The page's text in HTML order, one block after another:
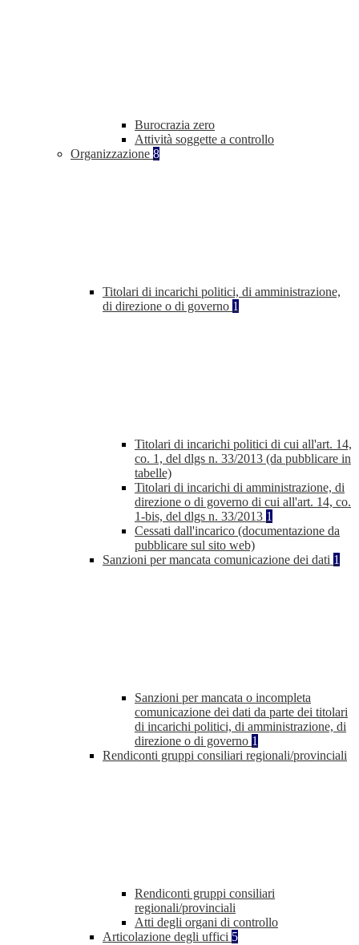
Burocrazia zero
Attività soggette a controllo
Organizzazione 8
Titolari di incarichi politici, di amministrazione,
di direzione o di governo 1
Titolari di incarichi politici di cui all'art. 14,
co. 1, del dlgs n. 33/2013 (da pubblicare in
tabelle)
Titolari di incarichi di amministrazione, di
direzione o di governo di cui all'art. 14, co.
1-bis, del dlgs n. 33/2013 1
Cessati dall'incarico (documentazione da
pubblicare sul sito web)
Sanzioni per mancata comunicazione dei dati 1
Sanzioni per mancata o incompleta
comunicazione dei dati da parte dei titolari
di incarichi politici, di amministrazione, di
direzione o di governo 1
Rendiconti gruppi consiliari regionali/provinciali
Rendiconti gruppi consiliari
regionali/provinciali
Atti degli organi di controllo
Articolazione degli uffici 5